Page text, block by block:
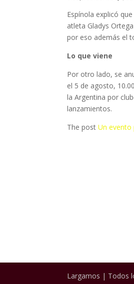
Espínola explicó
atleta Gladys
por eso además el
Lo que viene
Por otro lado, se
el 5 de agosto,
la Argentina por
lanzamientos.
The postUn evento
Largamos | Todos